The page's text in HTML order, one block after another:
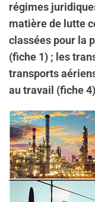
régimes
matière de lutte
classées pour la
(fiche 1) ; les
transports
au travail (fiche